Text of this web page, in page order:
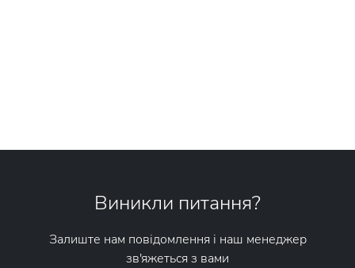
Виникли питання?
Залиште нам повідомлення і наш менеджер
зв'яжеться з вами